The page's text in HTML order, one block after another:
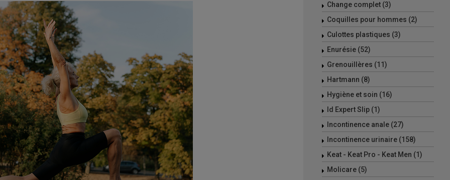
Change complet (3)
Coquilles pour hommes (2)
Culottes plastiques (3)
Enurésie (52)
Grenouillères (11)
Hartmann (8)
Hygiène et soin (16)
Id Expert Slip (1)
Incontinence anale (27)
Incontinence urinaire (158)
Keat - Keat Pro - Keat Men (1)
Molicare (5)